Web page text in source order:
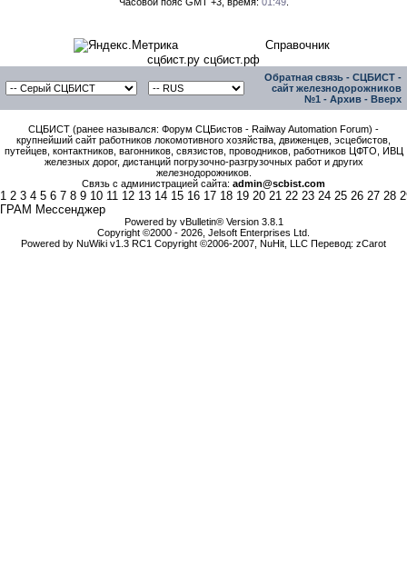
Справочник
сцбист.ру сцбист.рф
Обратная связь - СЦБИСТ -
сайт железнодорожников
№1 - Архив - Вверх
СЦБИСТ (ранее назывался: Форум СЦБистов - Railway Automation Forum) -
крупнейший сайт работников локомотивного хозяйства, движенцев, эсцебистов,
путейцев, контактников, вагонников, связистов, проводников, работников ЦФТО, ИВЦ
железных дорог, дистанций погрузочно-разгрузочных работ и других
железнодорожников.
Связь с администрацией сайта: admin@scbist.com
1 2 3 4 5 6 7 8 9 10 11 12 13 14 15 16 17 18 19 20 21 22 23 24 25 26 27 28
ГРАМ Мессенджер
Powered by vBulletin® Version 3.8.1
Copyright ©2000 - 2026, Jelsoft Enterprises Ltd.
Powered by NuWiki v1.3 RC1 Copyright ©2006-2007, NuHit, LLC Перевод: zCarot